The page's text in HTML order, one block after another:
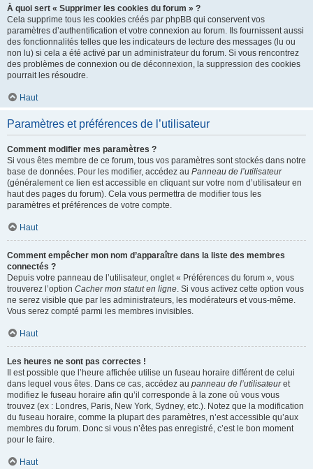
À quoi sert « Supprimer les cookies du forum » ?
Cela supprime tous les cookies créés par phpBB qui conservent vos
paramètres d’authentification et votre connexion au forum. Ils fournissent aussi
des fonctionnalités telles que les indicateurs de lecture des messages (lu ou
non lu) si cela a été activé par un administrateur du forum. Si vous rencontrez
des problèmes de connexion ou de déconnexion, la suppression des cookies
pourrait les résoudre.
Haut
Paramètres et préférences de l’utilisateur
Comment modifier mes paramètres ?
Si vous êtes membre de ce forum, tous vos paramètres sont stockés dans notre
base de données. Pour les modifier, accédez au Panneau de l’utilisateur
(généralement ce lien est accessible en cliquant sur votre nom d’utilisateur en
haut des pages du forum). Cela vous permettra de modifier tous les
paramètres et préférences de votre compte.
Haut
Comment empêcher mon nom d’apparaître dans la liste des membres
connectés ?
Depuis votre panneau de l’utilisateur, onglet « Préférences du forum », vous
trouverez l’option Cacher mon statut en ligne. Si vous activez cette option vous
ne serez visible que par les administrateurs, les modérateurs et vous-même.
Vous serez compté parmi les membres invisibles.
Haut
Les heures ne sont pas correctes !
Il est possible que l’heure affichée utilise un fuseau horaire différent de celui
dans lequel vous êtes. Dans ce cas, accédez au panneau de l’utilisateuret
modifiez le fuseau horaire afin qu’il corresponde à la zone où vous vous
trouvez (ex : Londres, Paris, New York, Sydney, etc.). Notez que la modification
du fuseau horaire, comme la plupart des paramètres, n’est accessible qu’aux
membres du forum. Donc si vous n’êtes pas enregistré, c’est le bon moment
pour le faire.
Haut